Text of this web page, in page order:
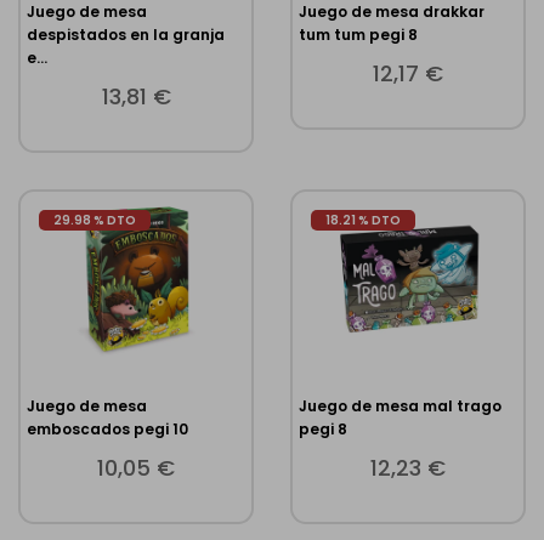
Juego de mesa
despistados en la granja
e...
13,81 €
Juego de mesa drakkar
tum tum pegi 8
12,17 €
29.98 % DTO
Juego de mesa
emboscados pegi 10
10,05 €
18.21 % DTO
Juego de mesa mal trago
pegi 8
12,23 €